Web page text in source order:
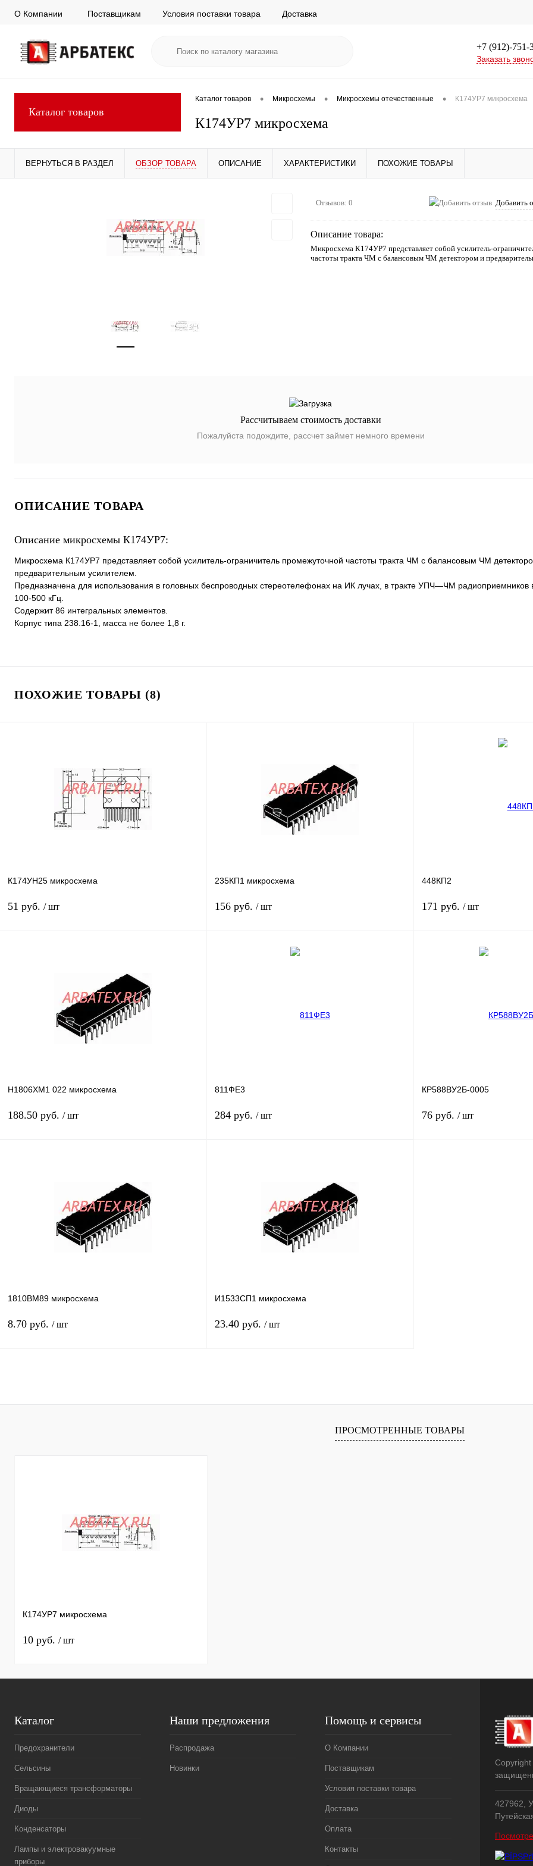
О Компании Поставщикам Условия поставки товара Доставка
+7 (912)-751-
Заказать
Каталог товаров
Каталог товаров • Микросхемы • Микросхемы отечественные • К174УР7 микросхема
К174УР7 микросхема
ВЕРНУТЬСЯ В РАЗДЕЛ ОБЗОР ТОВАРА ОПИСАНИЕ ХАРАКТЕРИСТИКИ ПОХОЖИЕ ТОВАРЫ
Отзывов: 0 Добавить
Описание товара:
Микросхема К174УР7 представляет собой усилитель-
частоты тракта ЧМ с балансовым ЧМ детектором и
Рассчитываем стоимость доставки
Пожалуйста подождите, рассчет займет немного времени
ОПИСАНИЕ ТОВАРА
Описание микросхемы К174УР7:
Микросхема К174УР7 представляет собой усилитель-ограничитель промежуточной частоты тракта ЧМ с балансовым ЧМ
предварительным усилителем.
Предназначена для использования в головных беспроводных стереотелефонах на ИК лучах, в тракте УПЧ—ЧМ радиоприемников
100-500 кГц.
Содержит 86 интегральных элементов.
Корпус типа 238.16-1, масса не более 1,8 г.
ПОХОЖИЕ ТОВАРЫ (8)
К174УН25 микросхема
51 руб. / шт
Сравнение
наличии
235КП1 микросхема
156 руб. / шт
наличии
448КП2
171 руб. / шт
Н1806ХМ1 022 микросхема
188.50 руб. / шт
Сравнение
наличии
811ФЕ3
284 руб. / шт
Сравнение
наличии
КР588ВУ2Б-0005
76 руб. / шт
1810ВМ89 микросхема
8.70 руб. / шт
Купить в 1 клик Сравнение
И1533СП1 микросхема
23.40 руб. / шт
Купить в 1 клик Сравнение
ПРОСМОТРЕННЫЕ ТОВАРЫ
К174УР7 микросхема
10 руб. / шт
Каталог
Предохранители
Сельсины
Вращающиеся трансформаторы
Диоды
Конденсаторы
Лампы и электровакуумные
приборы
Наши предложения
Распродажа
Новинки
Помощь и сервисы
О Компании
Поставщикам
Условия поставки товара
Доставка
Оплата
Контакты
427962,